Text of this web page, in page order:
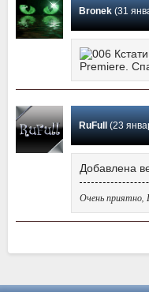
Bronek(31
Premiere.
RuFull (23 января
Добавлена
Очень приятно,